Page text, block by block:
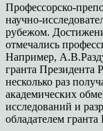
Профессорско-
научно-
рубежом.
отмечались
Например,
гранта
несколько раз
академических
исследований и
обладателем